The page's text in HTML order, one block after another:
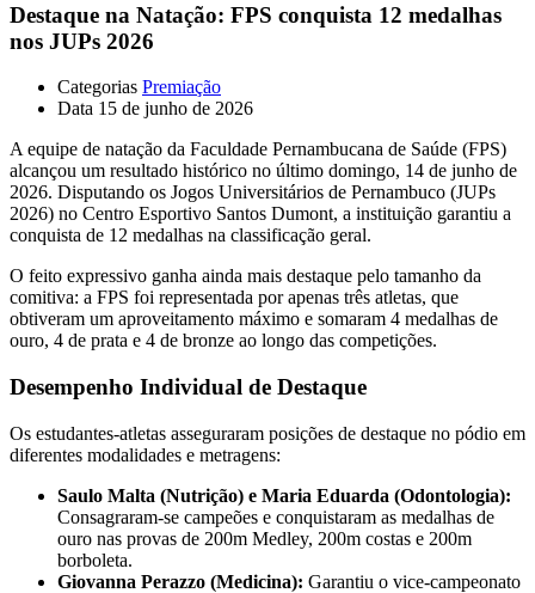
Destaque na Natação: FPS conquista 12 medalhas
nos JUPs 2026
Categorias Premiação
Data 15 de junho de 2026
A equipe de natação da Faculdade Pernambucana de Saúde (FPS)
alcançou um resultado histórico no último domingo, 14 de junho de
2026. Disputando os Jogos Universitários de Pernambuco (JUPs
2026) no Centro Esportivo Santos Dumont, a instituição garantiu a
conquista de 12 medalhas na classificação geral.
O feito expressivo ganha ainda mais destaque pelo tamanho da
comitiva: a FPS foi representada por apenas três atletas, que
obtiveram um aproveitamento máximo e somaram 4 medalhas de
ouro, 4 de prata e 4 de bronze ao longo das competições.
Desempenho Individual de Destaque
Os estudantes-atletas asseguraram posições de destaque no pódio em
diferentes modalidades e metragens:
Saulo Malta (Nutrição) e Maria Eduarda (Odontologia):
Consagraram-se campeões e conquistaram as medalhas de
ouro nas provas de 200m Medley, 200m costas e 200m
borboleta.
Giovanna Perazzo (Medicina): Garantiu o vice-campeonato